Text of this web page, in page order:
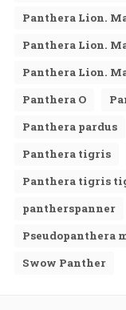
Panthera Lion.
Panthera Lion.
Panthera Lion.
Panthera O
Panthera pardus
Panthera tigris
Panthera tigris
pantherspanner
Pseudopanthera
Swow Panther